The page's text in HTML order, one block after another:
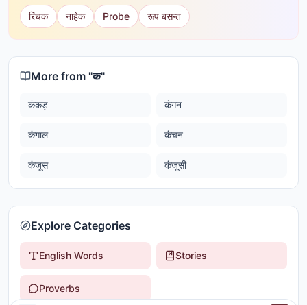
रिंचक नाहेक Probe रूप बसन्त
More from "क"
कंकड़ कंगन
कंगाल कंचन
कंजूस कंजूसी
Explore Categories
English Words Stories
Proverbs